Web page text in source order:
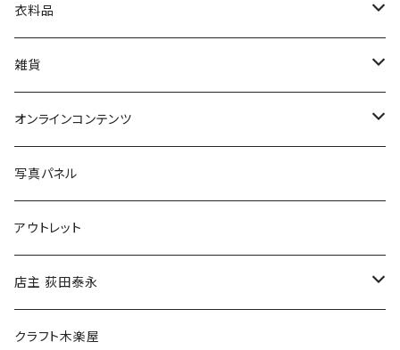
娯楽・エンターテインメント
古書セット
美術
衣料品
POLEWARDS
Tシャツ
雑貨
バッグ
ブックカバー
マグカップ
傘
食料品
オンラインコンテンツ
冒険クロストーク
写真パネル
アウトレット
店主 荻田泰永
書籍
クラフト木楽屋